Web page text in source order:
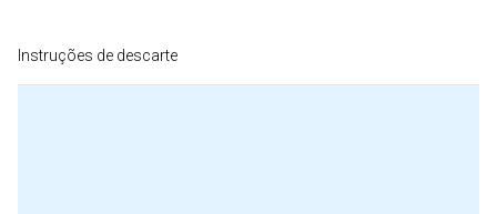
Instruções de descarte